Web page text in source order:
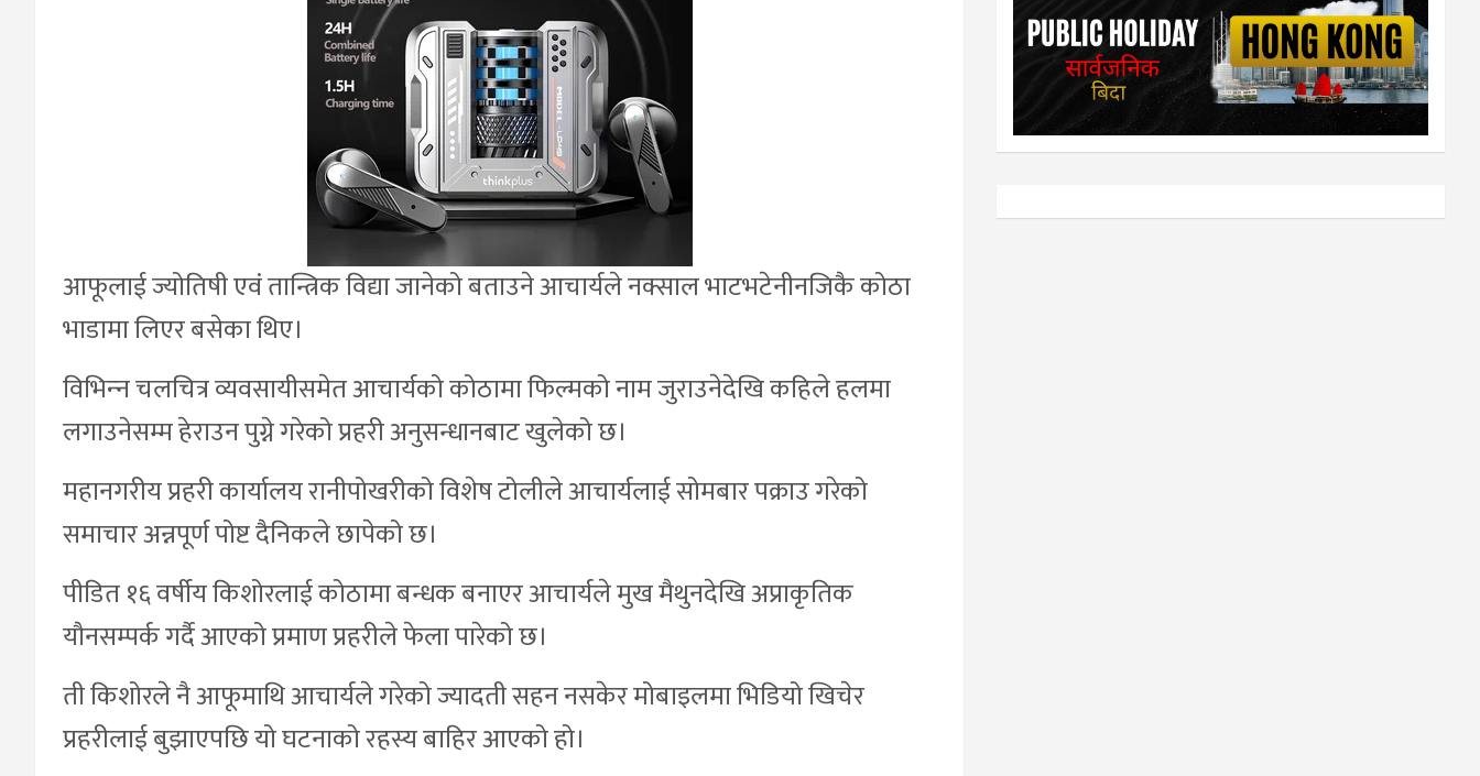
आफूलाई ज्योतिषी एवं तान्त्रिक विद्या जानेको बताउने आचार्यले नक्साल भाटभटेनीनजिकै कोठा
भाडामा लिएर बसेका थिए।
विभिन्‍न चलचित्र व्यवसायीसमेत आचार्यको कोठामा फिल्मको नाम जुराउनेदेखि कहिले हलमा
लगाउनेसम्म हेराउन पुग्ने गरेको प्रहरी अनुसन्धानबाट खुलेको छ।
महानगरीय प्रहरी कार्यालय रानीपोखरीको विशेष टोलीले आचार्यलाई सोमबार पक्राउ गरेको
समाचार अन्नपूर्ण पोष्ट दैनिकले छापेको छ।
पीडित १६ वर्षीय किशोरलाई कोठामा बन्धक बनाएर आचार्यले मुख मैथुनदेखि अप्राकृतिक
यौनसम्पर्क गर्दै आएको प्रमाण प्रहरीले फेला पारेको छ।
ती किशोरले नै आफूमाथि आचार्यले गरेको ज्यादती सहन नसकेर मोबाइलमा भिडियो खिचेर
प्रहरीलाई बुझाएपछि यो घटनाको रहस्य बाहिर आएको हो।